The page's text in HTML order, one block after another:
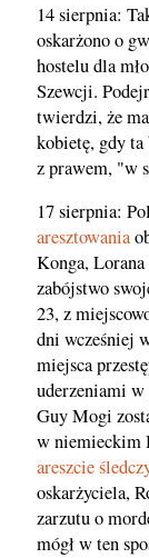
14 sierpnia:
oskarżono o
hostelu dla
Szewcji.
twierdzi, że
kobietę, gdy ta
z prawem, "w
17 sierpnia:
aresztowania
Konga,
zabójstwo
23, z
dni wcześniej
miejsca
uderzeniami w
Guy Mogi
w niemieckim
areszcie
oskarżyciela,
zarzutu o
mógł w ten